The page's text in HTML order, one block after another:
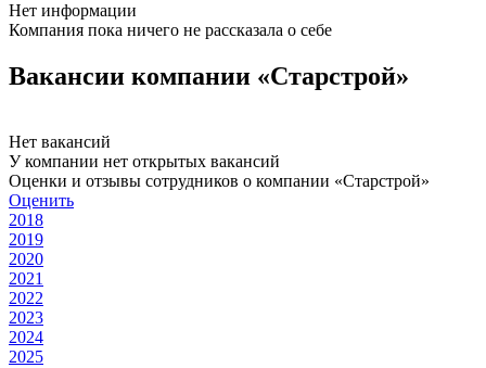
Нет информации
Компания пока ничего не рассказала о себе
Вакансии компании «Старстрой»
Нет вакансий
У компании нет открытых вакансий
Оценки и отзывы сотрудников о компании «Старстрой»
Оценить
2018
2019
2020
2021
2022
2023
2024
2025